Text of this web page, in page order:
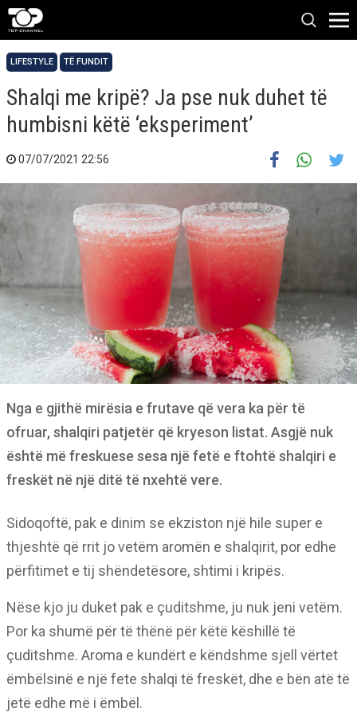
LIFESTYLE TË FUNDIT
Shalqi me kripë? Ja pse nuk duhet të
humbisni këtë ‘eksperiment’
07/07/2021 22:56
Nga e gjithë mirësia e frutave që vera ka për të
ofruar, shalqiri patjetër që kryeson listat. Asgjë nuk
është më freskuese sesa një fetë e ftohtë shalqiri e
freskët në një ditë të nxehtë vere.
Sidoqoftë, pak e dinim se ekziston një hile super e
thjeshtë që rrit jo vetëm aromën e shalqirit, por edhe
përfitimet e tij shëndetësore, shtimi i kripës.
Nëse kjo ju duket pak e çuditshme, ju nuk jeni vetëm.
Por ka shumë për të thënë për këtë këshillë të
çuditshme. Aroma e kundërt e këndshme sjell vërtet
ëmbëlsinë e një fete shalqi të freskët, dhe e bën atë të
jetë edhe më i ëmbël.